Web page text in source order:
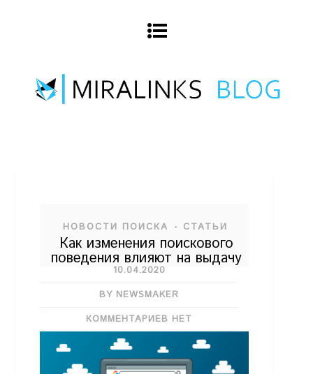
НОВОСТИ ПОИСКА • СТАТЬИ
Как изменения поискового
поведения влияют на выдачу
10.04.2020
BY NEWSMAKER
КОММЕНТАРИЕВ НЕТ